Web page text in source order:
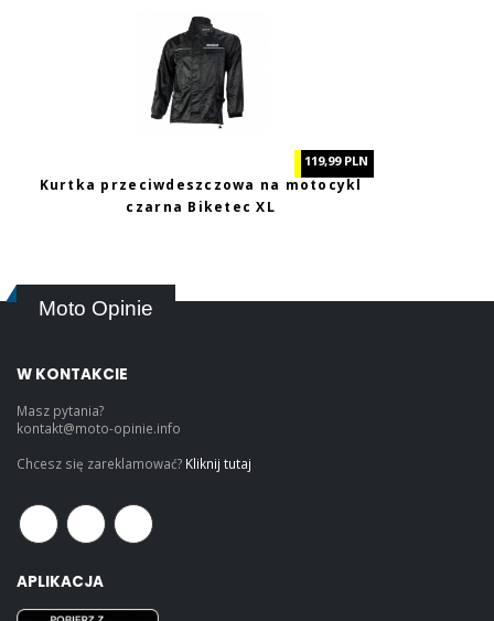
119,99 PLN
Kurtka przeciwdeszczowa na motocykl
czarna Biketec XL
Moto Opinie
W KONTAKCIE
Masz pytania?
kontakt@moto-opinie.info
Chcesz się zareklamować? Kliknij tutaj
APLIKACJA